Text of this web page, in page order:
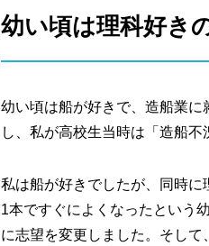
幼い頃は理科好き
幼い頃は船が好きで、造船業
し、私が高校生当時は「造船不
私は船が好きでしたが、同時
1本ですぐによくなったという
に志望を変更しました。そして